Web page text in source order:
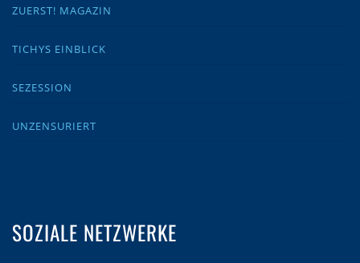
ZUERST! MAGAZIN
TICHYS EINBLICK
SEZESSION
UNZENSURIERT
SOZIALE NETZWERKE